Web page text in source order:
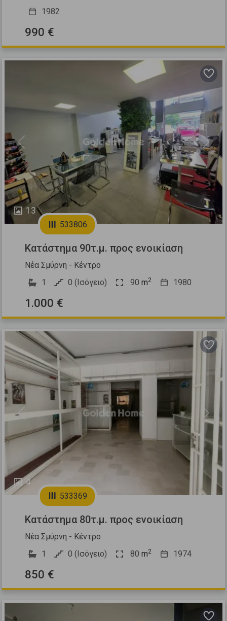
1982
990 €
13
Previous Next
533806
Κατάστημα 90τ.μ. προς ενοικίαση
Νέα Σμύρνη - Κέντρο
1
0 (Ισόγειο) 90 m2 1980
1.000 €
4
Previous Next
533369
Κατάστημα 80τ.μ. προς ενοικίαση
Νέα Σμύρνη - Κέντρο
1
0 (Ισόγειο) 80 m2 1974
850 €